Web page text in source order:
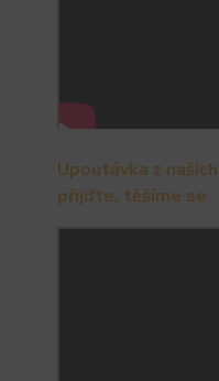
Upoutávka z
přijďte, těšíme se